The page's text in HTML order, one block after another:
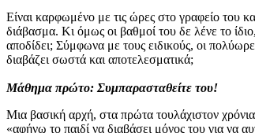
Είναι καρφωμένο με τις ώρες στο γραφείο του
διάβασμα. Κι όμως οι βαθμοί του δε λένε το
αποδίδει; Σύμφωνα με τους ειδικούς, οι
διαβάζει σωστά και αποτελεσματικά;
Μάθημα πρώτο: Συμπαρασταθείτε του!
Μια βασική αρχή, στα πρώτα τουλάχιστον
«αφήνω το παιδί να διαβάσει μόνος του για να